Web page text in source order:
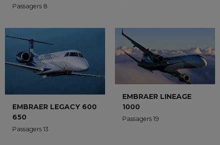
Passagers 8
EMBRAER LEGACY 600
650
Passagers 13
EMBRAER LINEAGE
1000
Passagers 19